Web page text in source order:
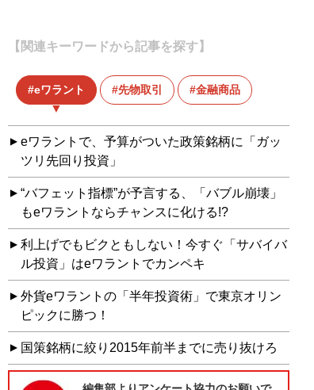
【関連キーワードから記事を探す】
eワラント 先物取引 金融商品
eワラントで、予算がついた政策銘柄に「ガッ
ツリ先回り投資」
“バフェット指標”が予言する、「バブル崩壊」
もeワラントならチャンスに化ける!?
利上げでもビクともしない！今すぐ「サバイバ
ル投資」はeワラントでカンペキ
外貨eワラントの「半年投資術」で東京オリン
ピックに勝つ！
国策銘柄に絞り2015年前半までに売り抜けろ